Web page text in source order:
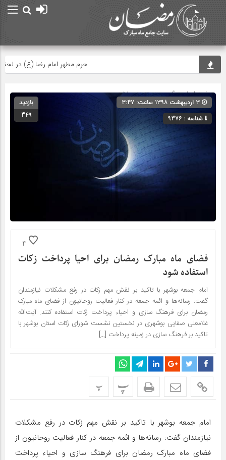
حرم مطهر امام رضا (ع) در لحظه
صفحه اصلی» گروه » دسته‌بندی نشده
شناسه : 9376
بازدید
349
4
فضای ماه مبارک رمضان برای احیا پرداخت زکات
استفاده شود
امام جمعه بوشهر با تاکید بر نقش مهم زکات در رفع مشکلات نیازمندان
گفت: رسانه‌‌ها و ائمه جمعه در کنار فعالیت روحانیون از فضای ماه مبارک
رمضان برای فرهنگ سازی و احیاء پرداخت زکات استفاده کنند. آیت‌الله
غلامعلی صفایی بوشهری در نخستین نشست شورای زکات استان بوشهر با
تاکید بر فرهنگ سازی در زمینه پرداخت […]
پ پ
امام جمعه بوشهر با تاکید بر نقش مهم زکات در رفع مشکلات
نیازمندان گفت: رسانه‌‌ها و ائمه جمعه در کنار فعالیت روحانیون از
فضای ماه مبارک رمضان برای فرهنگ سازی و احیاء پرداخت